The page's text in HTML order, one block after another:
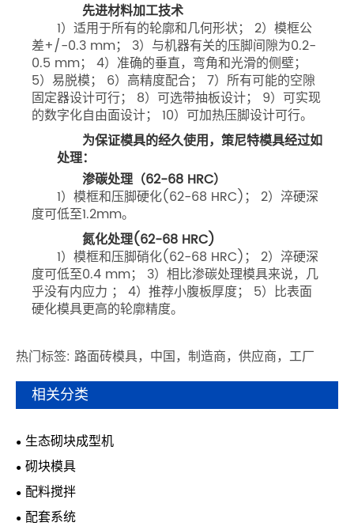
先进材料加工技术
1）适用于所有的轮廓和几何形状； 2）模框公
差+/-0.3 mm； 3）与机器有关的压脚间隙为0.2-
0.5 mm； 4）准确的垂直，弯角和光滑的侧壁；
5）易脱模； 6）高精度配合； 7）所有可能的空隙
固定器设计可行； 8）可选带抽板设计； 9）可实现
的数字化自由面设计； 10）可加热压脚设计可行。
为保证模具的经久使用，策尼特模具经过如下
处理：
渗碳处理（62-68 HRC）
1）模框和压脚硬化(62-68 HRC)； 2）淬硬深
度可低至1.2mm。
氮化处理(62-68 HRC)
1）模框和压脚硝化(62-68 HRC)； 2）淬硬深
度可低至0.4 mm； 3）相比渗碳处理模具来说，几
乎没有内应力 ； 4）推荐小腹板厚度； 5）比表面
硬化模具更高的轮廓精度。
热门标签: 路面砖模具，中国，制造商，供应商，工厂
相关分类
生态砌块成型机
砌块模具
配料搅拌
配套系统